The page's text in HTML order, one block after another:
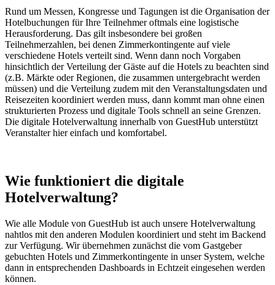
Rund um Messen, Kongresse und Tagungen ist die Organisation der
Hotelbuchungen für Ihre Teilnehmer oftmals eine logistische
Herausforderung. Das gilt insbesondere bei großen
Teilnehmerzahlen, bei denen Zimmerkontingente auf viele
verschiedene Hotels verteilt sind. Wenn dann noch Vorgaben
hinsichtlich der Verteilung der Gäste auf die Hotels zu beachten sind
(z.B. Märkte oder Regionen, die zusammen untergebracht werden
müssen) und die Verteilung zudem mit den Veranstaltungsdaten und
Reisezeiten koordiniert werden muss, dann kommt man ohne einen
strukturierten Prozess und digitale Tools schnell an seine Grenzen.
Die digitale Hotelverwaltung innerhalb von GuestHub unterstützt
Veranstalter hier einfach und komfortabel.
Wie funktioniert die digitale
Hotelverwaltung?
Wie alle Module von GuestHub ist auch unsere Hotelverwaltung
nahtlos mit den anderen Modulen koordiniert und steht im Backend
zur Verfügung. Wir übernehmen zunächst die vom Gastgeber
gebuchten Hotels und Zimmerkontingente in unser System, welche
dann in entsprechenden Dashboards in Echtzeit eingesehen werden
können.